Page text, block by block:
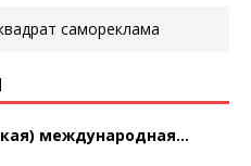
международная...